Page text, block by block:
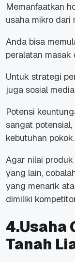
Memanfaatkan
usaha mikro dari
Anda bisa
peralatan masak
Untuk strategi
juga sosial
Potensi
sangat
kebutuhan pokok.
Agar nilai
yang lain,
yang menarik
dimiliki
4.Usaha
Tanah